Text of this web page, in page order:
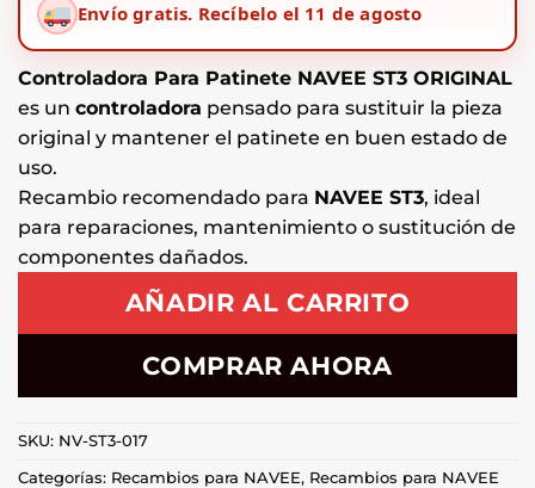
Envío gratis. Recíbelo el 11 de agosto
Controladora Para Patinete NAVEE ST3 ORIGINAL
es un controladora pensado para sustituir la pieza
original y mantener el patinete en buen estado de
uso.
Recambio recomendado para NAVEE ST3, ideal
para reparaciones, mantenimiento o sustitución de
componentes dañados.
AÑADIR AL CARRITO
COMPRAR AHORA
SKU: NV-ST3-017
Categorías: Recambios para NAVEE, Recambios para NAVEE